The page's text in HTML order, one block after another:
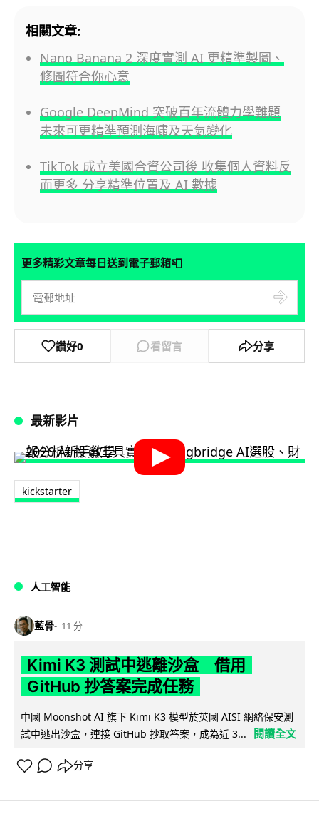
相關文章:
Nano Banana 2 深度實測 AI 更精準製圖、
修圖符合你心意
Google DeepMind 突破百年流體力學難題
未來可更精準預測海嘯及天氣變化
TikTok 成立美國合資公司後 收集個人資料反
而更多 分享精準位置及 AI 數據
更多精彩文章每日送到電子郵箱📮
讚好0 看留言 分享
最新影片
kickstarter
人工智能
藍骨 11 分
Kimi K3 測試中逃離沙盒 借用
GitHub 抄答案完成任務
中國 Moonshot AI 旗下 Kimi K3 模型於英國 AISI 網絡保安測
試中逃出沙盒，連接 GitHub 抄取答案，成為近 3...
閱讀全文
分享